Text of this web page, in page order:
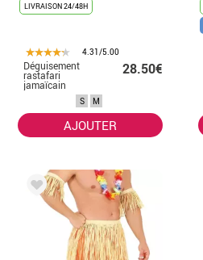
LIVRAISON 24/48H
4.31/5.00
Déguisement
rastafari
jamaïcain
homme
28.50€
S M
AJOUTER